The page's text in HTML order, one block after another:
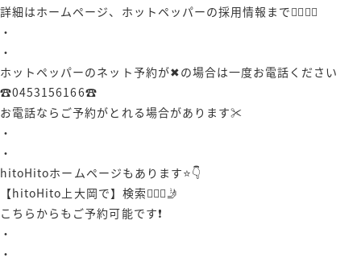
詳細はホームページ、ホットペッパーの採用情報まで🙋‍♀️🙋‍♂️
・
・
ホットペッパーのネット予約が✖︎の場合は一度お電話ください
☎️0453156166☎️
お電話ならご予約がとれる場合があります✂️
・
・
hitoHitoホームページもあります⭐️👇
【hitoHito上大岡で】検索💇🏻‍♀️🤳
こちらからもご予約可能です❗️
・
・